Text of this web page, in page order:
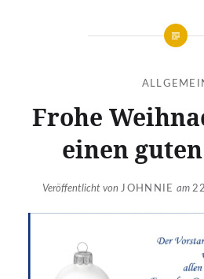
Frohe
einen
Veröffentlicht vonJOHNNIE am